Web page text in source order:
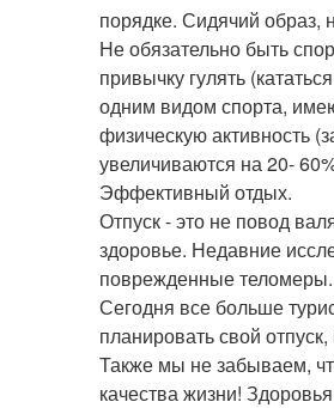
порядке. Сидячий образ,
Не обязательно быть
привычку гулять
одним видом спорта,
физическую активность
увеличиваются на 20-
Эффективный отдых.
Отпуск - это не повод
здоровье. Недавние
поврежденные теломеры.
Сегодня все больше
планировать свой
Также мы не забываем,
качества жизни!